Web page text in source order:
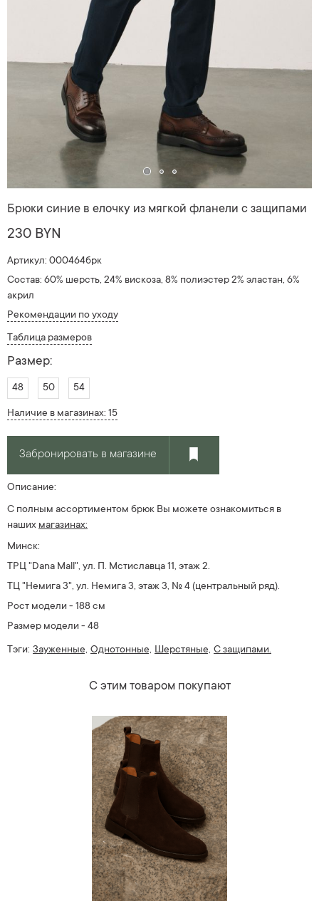
Брюки синие в елочку из мягкой фланели с защипами
230 BYN
Артикул: 000464брк
Состав: 60% шерсть, 24% вискоза, 8% полиэстер 2% эластан, 6%
акрил
Рекомендации по уходу
Таблица размеров
Размер:
48 50 54
Наличие в магазинах: 15
Забронировать в магазине
Описание:
С полным ассортиментом брюк Вы можете ознакомиться в
наших магазинах:
Минск:
ТРЦ "Dana Mall", ул. П. Мстиславца 11, этаж 2.
ТЦ "Немига 3", ул. Немига 3, этаж 3, № 4 (центральный ряд).
Рост модели - 188 см
Размер модели - 48
Тэги: Зауженные, Однотонные, Шерстяные, С защипами.
С этим товаром покупают